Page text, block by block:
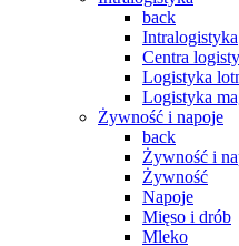
back
Intralogistyka
Centra
Logistyka
Logistyka
Żywność i napoje
back
Żywność i
Żywność
Napoje
Mięso i drób
Mleko